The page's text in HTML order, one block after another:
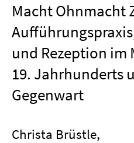
Macht Ohnmacht
und Rezeption im
19. Jahrhunderts
Gegenwart
Christa Brüstle,